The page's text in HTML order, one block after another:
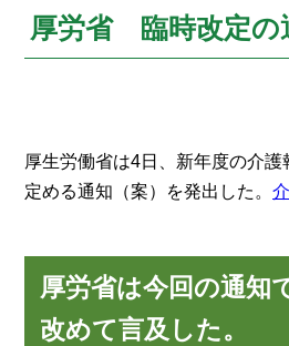
厚労省 臨時改定の
厚生労働省は4日、新年度の介
定める通知（案）を発出した。
厚労省は今回の通知
改めて言及した。